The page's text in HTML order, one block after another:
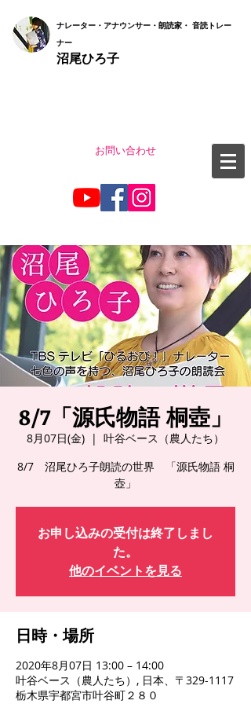
ナレーター・アナウンサー・朗読家・ 音読トレー
ナー
沼尾ひろ子
お問い合わせ
8/7「源氏物語 桐壺」
8月07日(金)
  |
叶谷ベース（農人たち）
8/7 沼尾ひろ子朗読の世界 「源氏物語 桐
壺」
お申し込みの受付は終了しまし
た。
他のイベントを見る
日時・場所
2020年8月07日 13:00 – 14:00
叶谷ベース（農人たち）, 日本、〒329-1117
栃木県宇都宮市叶谷町２８０